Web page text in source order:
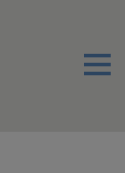
Menu